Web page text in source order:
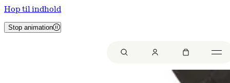
Hop til indhold
Stop animation